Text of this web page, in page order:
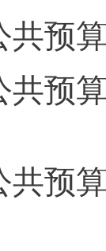
共预
共预
共预